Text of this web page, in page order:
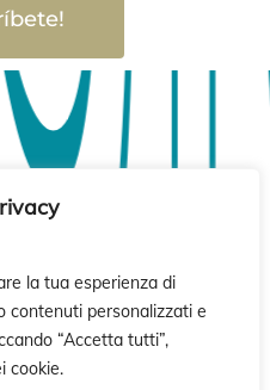
la tua esperienza di
contenuti personalizzati e
“Accetta tutti”,
cookie.